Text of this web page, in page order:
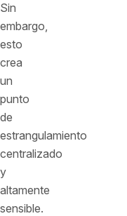
Sin
embargo,
esto
crea
un
punto
de
estrangulamiento
centralizado
y
altamente
sensible.